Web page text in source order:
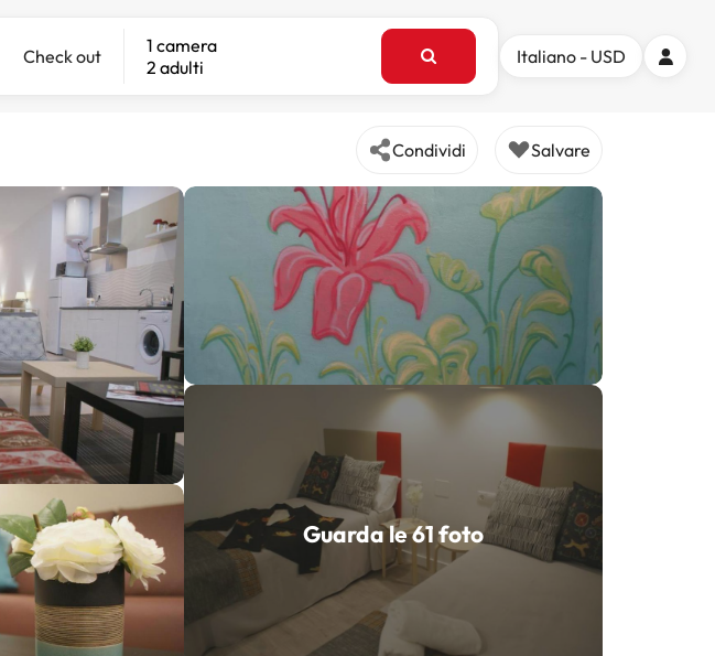
Check out
1 camera
2 adulti
Italiano - USD
Condividi Salvare
Guarda le 61 foto